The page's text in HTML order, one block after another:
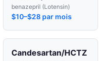
benazepril (Lotensin)
$10–$28 par mois
Candesartan/HCTZ